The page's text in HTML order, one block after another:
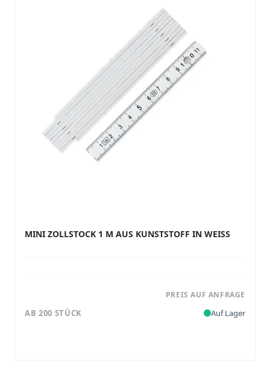
MINI ZOLLSTOCK 1 M AUS KUNSTSTOFF IN WEISS
PREIS AUF ANFRAGE
AB 200 STÜCK Auf Lager